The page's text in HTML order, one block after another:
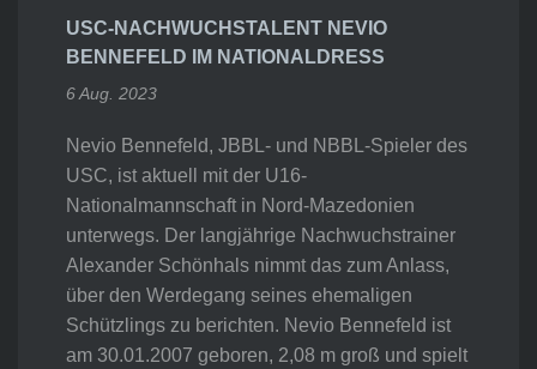
USC-NACHWUCHSTALENT NEVIO
BENNEFELD IM NATIONALDRESS
6 Aug. 2023
Nevio Bennefeld, JBBL- und NBBL-Spieler des
USC, ist aktuell mit der U16-
Nationalmannschaft in Nord-Mazedonien
unterwegs. Der langjährige Nachwuchstrainer
Alexander Schönhals nimmt das zum Anlass,
über den Werdegang seines ehemaligen
Schützlings zu berichten. Nevio Bennefeld ist
am 30.01.2007 geboren, 2,08 m groß und spielt